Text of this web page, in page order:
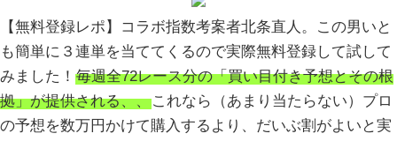
【無料登録レポ】コラボ指数考案者北条直人。この男いと
も簡単に３連単を当ててくるので実際無料登録して試して
みました！ 毎週全72レース分の「買い目付き予想とその根
拠」が提供される、、これなら（あまり当たらない）プロ
の予想を数万円かけて購入するより、だいぶ割がよいと実